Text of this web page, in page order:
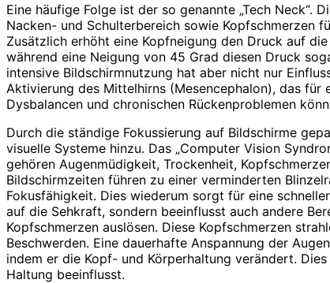
Eine häufige Folge ist der so genannte „Tech
Nacken- und Schulterbereich sowie Kopfschmerzen
Zusätzlich erhöht eine Kopfneigung den Druck auf
während eine Neigung von 45 Grad diesen Druck
intensive Bildschirmnutzung hat aber nicht nur
Akti­vierung des Mittelhirns (Mesencephalon), das
Dysbalancen und chronischen Rückenproblemen
Durch die ständige Fokussierung auf Bildschirme
visuelle Systeme hinzu. Das „Computer Vision
gehören Augenmüdigkeit, Trockenheit,
Bildschirmzeiten führen zu einer verminderten
Fokusfähigkeit. Dies wiederum sorgt für eine
auf die Sehkraft, sondern beeinflusst auch andere
Kopfschmerzen auslösen. Diese Kopfschmerzen
Beschwerden. Eine dauerhafte Anspannung der
indem er die Kopf- und Körperhaltung verändert.
Haltung beeinflusst.